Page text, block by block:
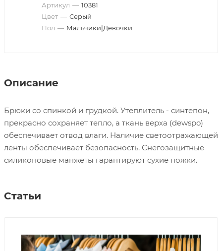
Артикул — 10381
Цвет — Серый
Пол — Мальчики|Девочки
Описание
Брюки со спинкой и грудкой. Утеплитель - синтепон,
прекрасно сохраняет тепло, а ткань верха (dewspo)
обеспечивает отвод влаги. Наличие светоотражающей
ленты обеспечивает безопасность. Снегозащитные
силиконовые манжеты гарантируют сухие ножки.
Статьи